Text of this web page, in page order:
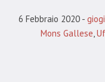
6 Febbraio 2020
Mons Gallese